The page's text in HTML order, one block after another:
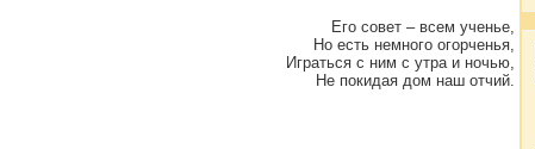
Его совет – всем ученье,
Но есть немного огорченья,
Играться с ним с утра и ночью,
Не покидая дом наш отчий.